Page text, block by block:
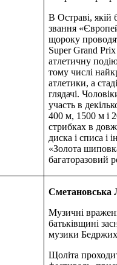
В Остраві, якій
звання
щороку
Super Grand
атлетичну
тому числі
атлетики, а
глядачі.
участь в
400 м, 1500 м і
стрибках в
диска і списа і
«Золота
багаторазовий
Сметановська
Музичні
батьківщині
музики
Щоліта